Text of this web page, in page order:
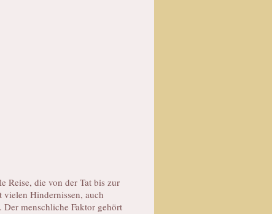
Reise, die von der Tat bis zur
Hindernissen, auch
menschliche Faktor gehört